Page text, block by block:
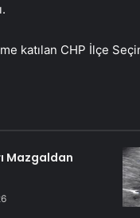
katılan CHP İlçe
Mazgaldan